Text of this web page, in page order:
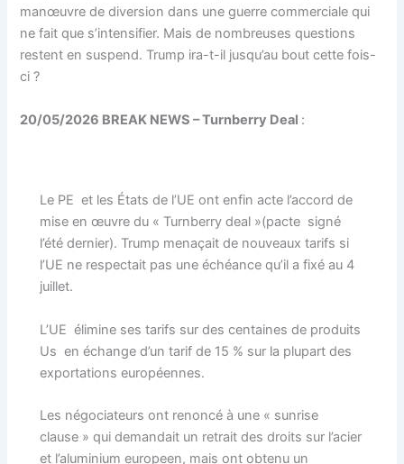
manœuvre de diversion dans une guerre commerciale qui
ne fait que s’intensifier. Mais de nombreuses questions
restent en suspend. Trump ira-t-il jusqu’au bout cette fois-
ci ?
20/05/2026 BREAK NEWS – Turnberry Deal :
Le PE et les États de l’UE ont enfin acte l’accord de
mise en œuvre du « Turnberry deal »(pacte signé
l’été dernier). Trump menaçait de nouveaux tarifs si
l’UE ne respectait pas une échéance qu’il a fixé au 4
juillet.
L’UE élimine ses tarifs sur des centaines de produits
Us en échange d’un tarif de 15 % sur la plupart des
exportations européennes.
Les négociateurs ont renoncé à une « sunrise
clause » qui demandait un retrait des droits sur l’acier
et l’aluminium europeen, mais ont obtenu un